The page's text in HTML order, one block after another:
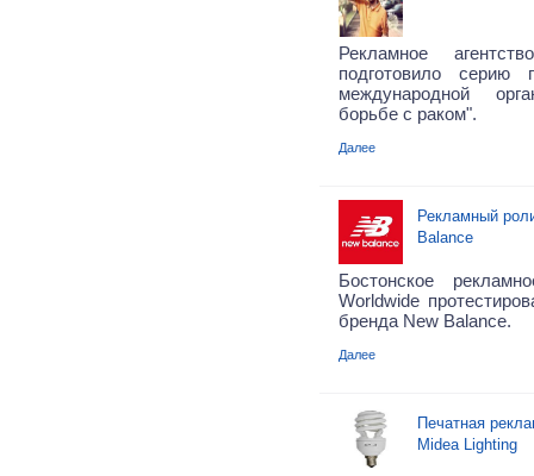
Рекламное
подготовило серию
международной
борьбе с раком".
Далее
Рекламный
Balance
Бостонское
Worldwide
бренда New Balance.
Далее
Печатная
Midea Lighting